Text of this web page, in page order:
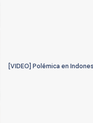
[VIDEO] Polémica en